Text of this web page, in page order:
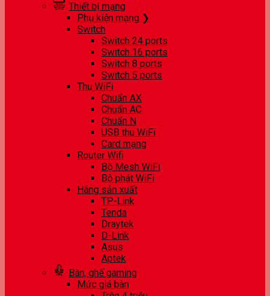
Thiết bị mạng
Phụ kiện mạng ❯
Switch
Switch 24 ports
Switch 16 ports
Switch 8 ports
Switch 5 ports
Thu WiFi
Chuẩn AX
Chuẩn AC
Chuẩn N
USB thu WiFi
Card mạng
Router Wifi
Bộ Mesh WiFi
Bộ phát WiFi
Hãng sản xuất
TP-Link
Tenda
Draytek
D-Link
Asus
Aptek
Bàn, ghế gaming
Mức giá bàn